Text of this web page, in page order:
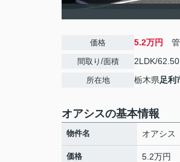
価格 5.2万円 管
間取り/面積 2LDK/62.50
所在地 栃木県足利
オアシスの基本情報
物件名 オアシス
価格 5.2万円